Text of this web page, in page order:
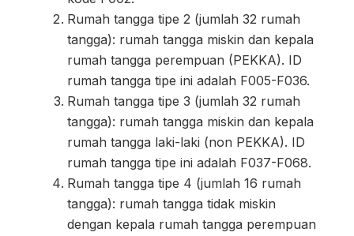
Rumah tangga tipe 2 (jumlah 32 rumah
tangga): rumah tangga miskin dan kepala
rumah tangga perempuan (PEKKA). ID
rumah tangga tipe ini adalah F005-F036.
Rumah tangga tipe 3 (jumlah 32 rumah
tangga): rumah tangga miskin dan kepala
rumah tangga laki-laki (non PEKKA). ID
rumah tangga tipe ini adalah F037-F068.
Rumah tangga tipe 4 (jumlah 16 rumah
tangga): rumah tangga tidak miskin
dengan kepala rumah tangga perempuan